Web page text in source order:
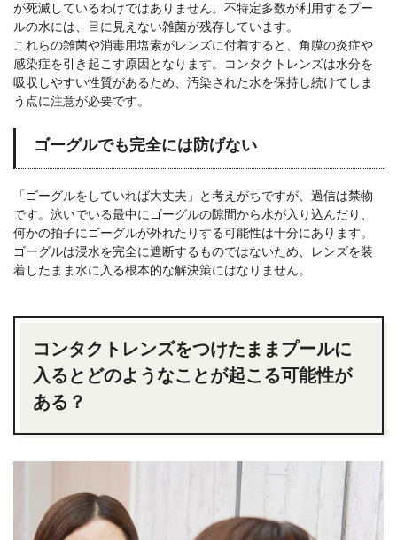
が死滅しているわけではありません。不特定多数が利用するプー
ルの水には、目に見えない雑菌が残存しています。
これらの雑菌や消毒用塩素がレンズに付着すると、角膜の炎症や
感染症を引き起こす原因となります。コンタクトレンズは水分を
吸収しやすい性質があるため、汚染された水を保持し続けてしま
う点に注意が必要です。
ゴーグルでも完全には防げない
「ゴーグルをしていれば大丈夫」と考えがちですが、過信は禁物
です。泳いでいる最中にゴーグルの隙間から水が入り込んだり、
何かの拍子にゴーグルが外れたりする可能性は十分にあります。
ゴーグルは浸水を完全に遮断するものではないため、レンズを装
着したまま水に入る根本的な解決策にはなりません。
コンタクトレンズをつけたままプールに
入るとどのようなことが起こる可能性が
ある？